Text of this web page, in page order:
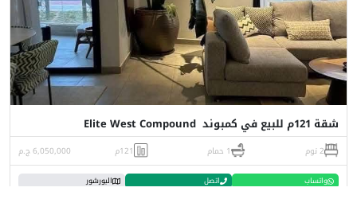
شقة 121م للبيع في كمبوند Elite West Compound
2 نوم 1 حمام 121م 6,050,000 ج.م
واتساب اتصل البورشور